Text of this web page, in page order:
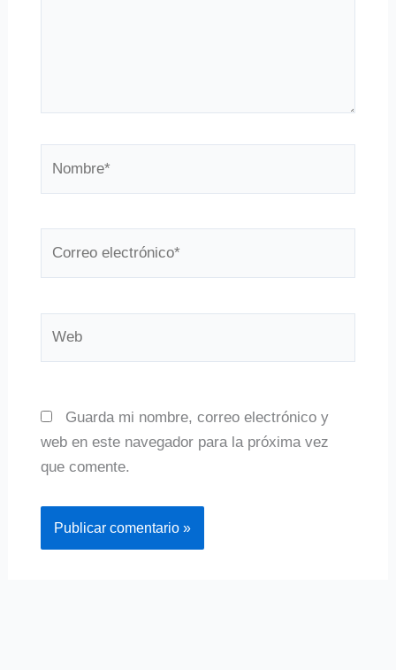
Guarda mi nombre, correo electrónico y
web en este navegador para la próxima vez
que comente.